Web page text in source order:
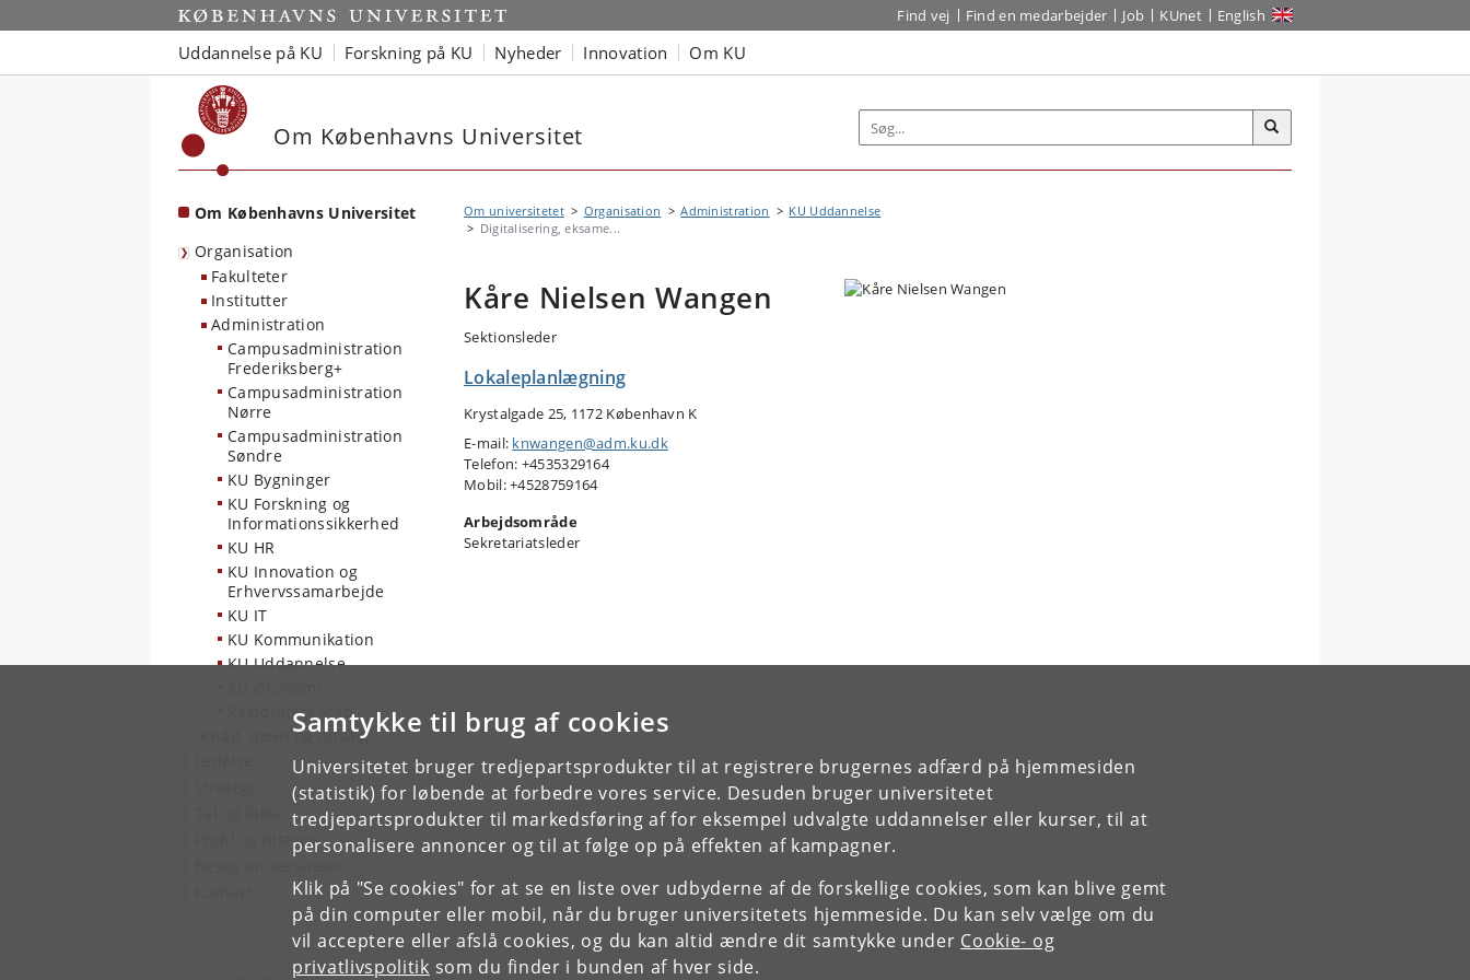
Samtykke til brug af cookies
Universitetet bruger tredjepartsprodukter til at registrere brugernes adfærd på hjemmesiden
(statistik) for løbende at forbedre vores service. Desuden bruger universitetet
tredjepartsprodukter til markedsføring af for eksempel udvalgte uddannelser eller kurser, til at
personalisere annoncer og til at følge op på effekten af kampagner.
Klik på "Se cookies" for at se en liste over udbyderne af de forskellige cookies, som kan blive gemt
på din computer eller mobil, når du bruger universitetets hjemmeside. Du kan selv vælge om du
vil acceptere eller afslå cookies, og du kan altid ændre dit samtykke under Cookie- og
privatlivspolitik som du finder i bunden af hver side.
Start Find vej Find en medarbejder Job KUnet English
Uddannelse på KU Forskning på KU Nyheder Innovation Om KU
Om Københavns Universitet
Om Københavns Universitet
Organisation
Fakulteter
Institutter
Administration
Campusadministration
Frederiksberg+
Campusadministration
Nørre
Campusadministration
Søndre
KU Bygninger
KU Forskning og
Informationssikkerhed
KU HR
KU Innovation og
Erhvervssamarbejde
KU IT
KU Kommunikation
KU Uddannelse
Rektoratets Stab
Råd, nævn og udvalg
Profil og historie
Om universitetet Organisation Administration
KU Uddannelse
Digitalisering, eksame...
Kåre Nielsen Wangen
Sektionsleder
Lokaleplanlægning
Krystalgade 25, 1172 København K
E-mail: knwangen@adm.ku.dk
Telefon: +4535329164
Mobil: +4528759164
Arbejdsområde
Sekretariatsleder